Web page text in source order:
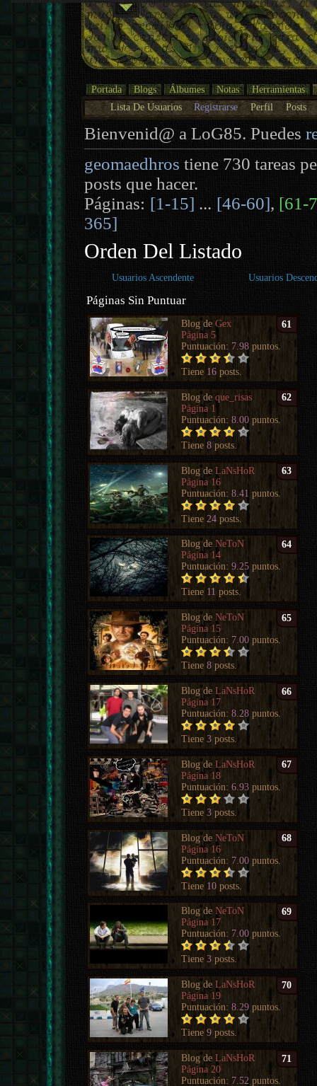
Portada Blogs Álbumes Notas
Herramientas
Lista De Usuarios
Registrarse Perfil Posts
Bienvenid@ a LoG85. Puedes
geomaedhros tiene 730 tareas
posts que hacer.
Páginas: [1-15] ... [46-60], [61-
365]
Orden Del Listado
Usuarios Ascendente Usuarios
Páginas Sin Puntuar
61
Blog deGex
Página 5
Puntuación: 7.98 puntos.
Tiene 16 posts.
62
Blog deque_risas
Página 1
Puntuación:8.00 puntos.
Tiene8 posts.
63
Blog deLaNsHoR
Página 16
Puntuación:8.41 puntos.
Tiene 24 posts.
64
Blog deNeToN
Página 14
Puntuación:9.25 puntos.
Tiene 11 posts.
65
Blog deNeToN
Página 15
Puntuación: 7.00 puntos.
Tiene8 posts.
66
Blog deLaNsHoR
Página 17
Puntuación:8.28 puntos.
Tiene3 posts.
67
Blog deLaNsHoR
Página 18
Puntuación:6.93 puntos.
Tiene3 posts.
68
Blog deNeToN
Página 16
Puntuación: 7.00 puntos.
Tiene 10 posts.
69
Blog deNeToN
Página 17
Puntuación: 7.00 puntos.
Tiene3 posts.
70
Blog deLaNsHoR
Página 19
Puntuación:8.29 puntos.
Tiene9 posts.
71
Blog deLaNsHoR
Página 20
Puntuación: 7.52 puntos.